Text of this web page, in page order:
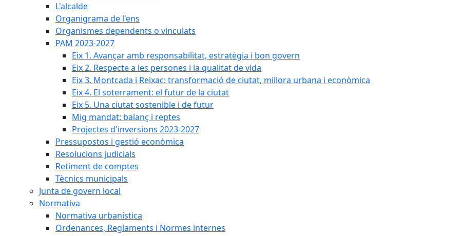
L'alcalde
Organigrama de l'ens
Organismes dependents o vinculats
PAM 2023-2027
Eix 1. Avançar amb responsabilitat, estratègia i bon govern
Eix 2. Respecte a les persones i la qualitat de vida
Eix 3. Montcada i Reixac: transformació de ciutat, millora urbana i econòmica
Eix 4. El soterrament: el futur de la ciutat
Eix 5. Una ciutat sostenible i de futur
Mig mandat: balanç i reptes
Projectes d'inversions 2023-2027
Pressupostos i gestió econòmica
Resolucions judicials
Retiment de comptes
Tècnics municipals
Junta de govern local
Normativa
Normativa urbanística
Ordenances, Reglaments i Normes internes